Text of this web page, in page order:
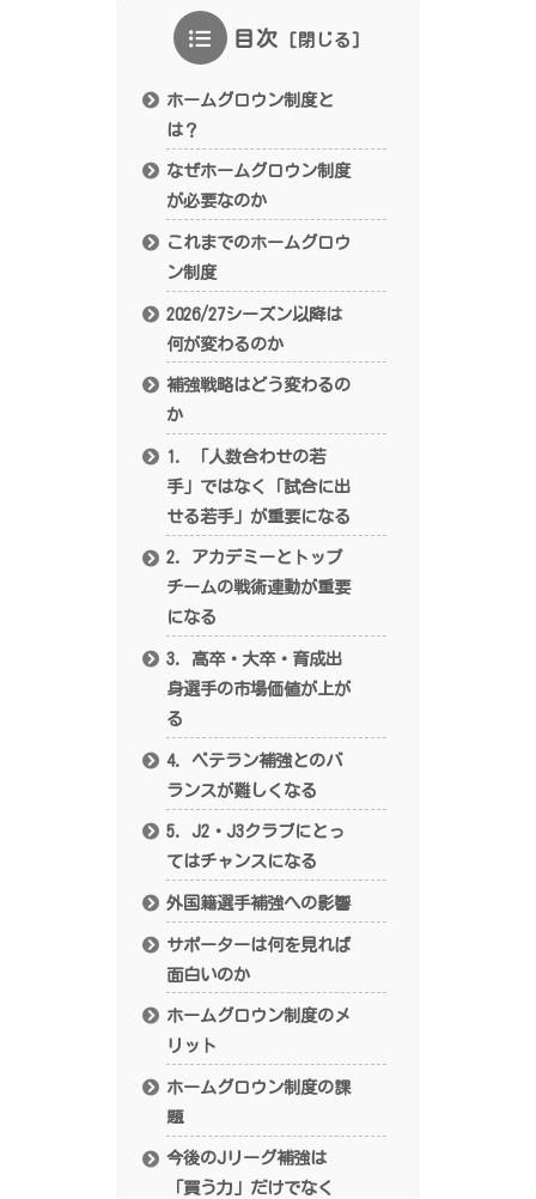
目次
ホームグロウン制度と
は？
なぜホームグロウン制度
が必要なのか
これまでのホームグロウ
ン制度
2026/27シーズン以降は
何が変わるのか
補強戦略はどう変わるの
か
1. 「人数合わせの若
手」ではなく「試合に出
せる若手」が重要になる
2. アカデミーとトップ
チームの戦術連動が重要
になる
3. 高卒・大卒・育成出
身選手の市場価値が上が
る
4. ベテラン補強とのバ
ランスが難しくなる
5. J2・J3クラブにとっ
てはチャンスになる
外国籍選手補強への影響
サポーターは何を見れば
面白いのか
ホームグロウン制度のメ
リット
ホームグロウン制度の課
題
今後のJリーグ補強は
「買う力」だけでなく